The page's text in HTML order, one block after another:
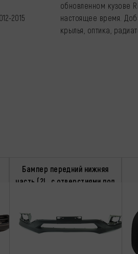
2015
обновленном кузове
настоящее время.
крылья, оптика,
Бампер передний нижняя
часть (2L, с отверстиями под